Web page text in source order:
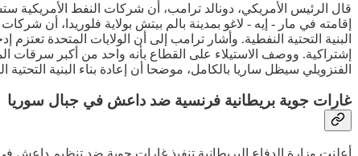
قال الرئيس الأمريكي، دونالد ترامب، أن شركات النفط
إقامته في مار - إيه - لاغو بمدينة بالم بيتش بولاية فلوريدا، أن
البنية التحتية النفطية. وأشار ترامب إلى أن الولايات المتحدة
إشتراكية. ووصف الاستيلاء على القطاع بأنه واحد من أكبر سرقات
الفنزويلي سيظل ساريا بالكامل، موضحا أن إعادة بناء البنية
غارات جوية بريطانية فرنسية ضد داعش في جبال سوريا